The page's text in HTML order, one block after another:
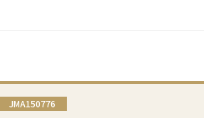
JMA150776